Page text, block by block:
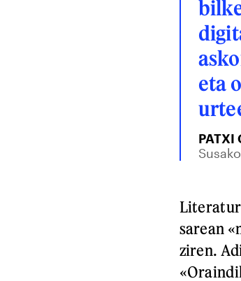
eta
PATXI
Literatur
sarean
ziren.